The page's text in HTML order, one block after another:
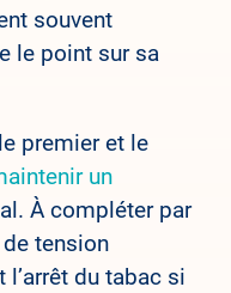
souvent
le point sur sa
premier et le
un
À compléter par
de tension
du tabac si